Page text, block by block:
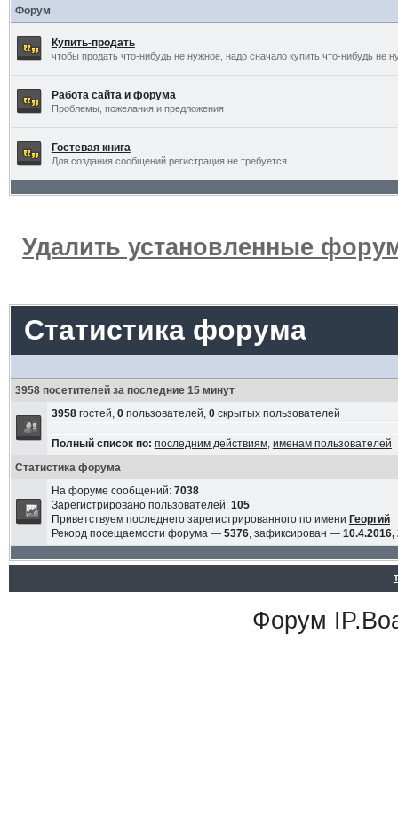
Форум
Купить-продать
чтобы продать что-нибудь не нужное, надо сначало купить что-нибудь не
Работа сайта и форума
Проблемы, пожелания и предложения
Гостевая книга
Для создания сообщений регистрация не требуется
Удалить установленные
Статистика форума
3958 посетителей за последние 15 минут
3958гостей, 0пользователей, 0скрытых пользователей
Полный список по: последним действиям, именам пользователей
Статистика форума
На форуме сообщений: 7038
Зарегистрировано пользователей: 105
Приветствуем последнего зарегистрированного по имени Георгий
Рекорд посещаемости форума — 5376, зафиксирован — 10.4.2016,
Форум